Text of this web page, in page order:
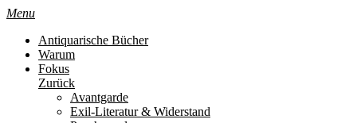
Menu
Antiquarische Bücher
Warum
Fokus
Zurück
Avantgarde
Exil-Literatur & Widerstand